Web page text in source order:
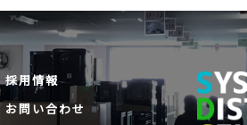
採用情報
お問い合わせ